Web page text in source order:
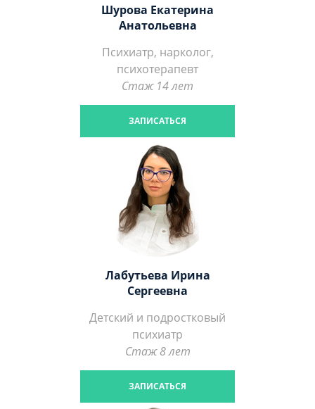
Шурова Екатерина
Анатольевна
Психиатр, нарколог,
психотерапевт
Стаж 14 лет
ЗАПИСАТЬСЯ
Лабутьева Ирина
Сергеевна
Детский и подростковый
психиатр
Стаж 8 лет
ЗАПИСАТЬСЯ